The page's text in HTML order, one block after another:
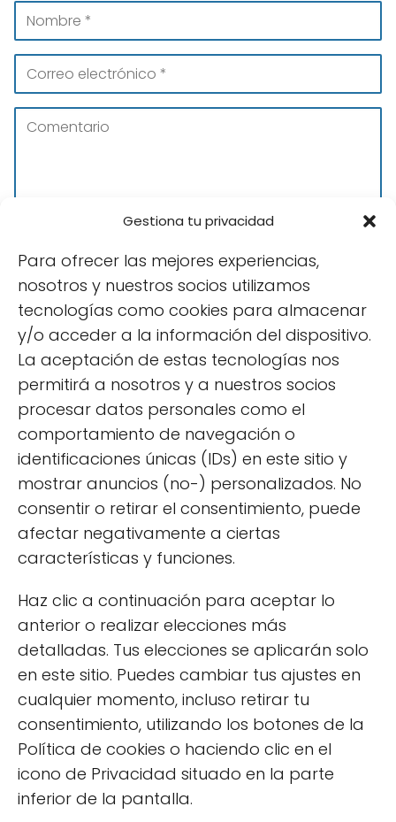
Gestiona tu privacidad
Para ofrecer las mejores experiencias,
nosotros y nuestros socios utilizamos
tecnologías como cookies para almacenar
y/o acceder a la información del dispositivo.
La aceptación de estas tecnologías nos
permitirá a nosotros y a nuestros socios
procesar datos personales como el
comportamiento de navegación o
identificaciones únicas (IDs) en este sitio y
mostrar anuncios (no-) personalizados. No
consentir o retirar el consentimiento, puede
afectar negativamente a ciertas
características y funciones.
Haz clic a continuación para aceptar lo
anterior o realizar elecciones más
detalladas. Tus elecciones se aplicarán solo
en este sitio. Puedes cambiar tus ajustes en
cualquier momento, incluso retirar tu
consentimiento, utilizando los botones de la
Política de cookies o haciendo clic en el
icono de Privacidad situado en la parte
inferior de la pantalla.
★
★
Tu puntuación:Útil
Síguenos